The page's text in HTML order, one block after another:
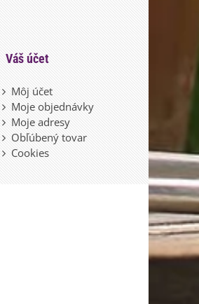
Váš účet
Môj účet
Moje objednávky
Moje adresy
Obľúbený tovar
Cookies